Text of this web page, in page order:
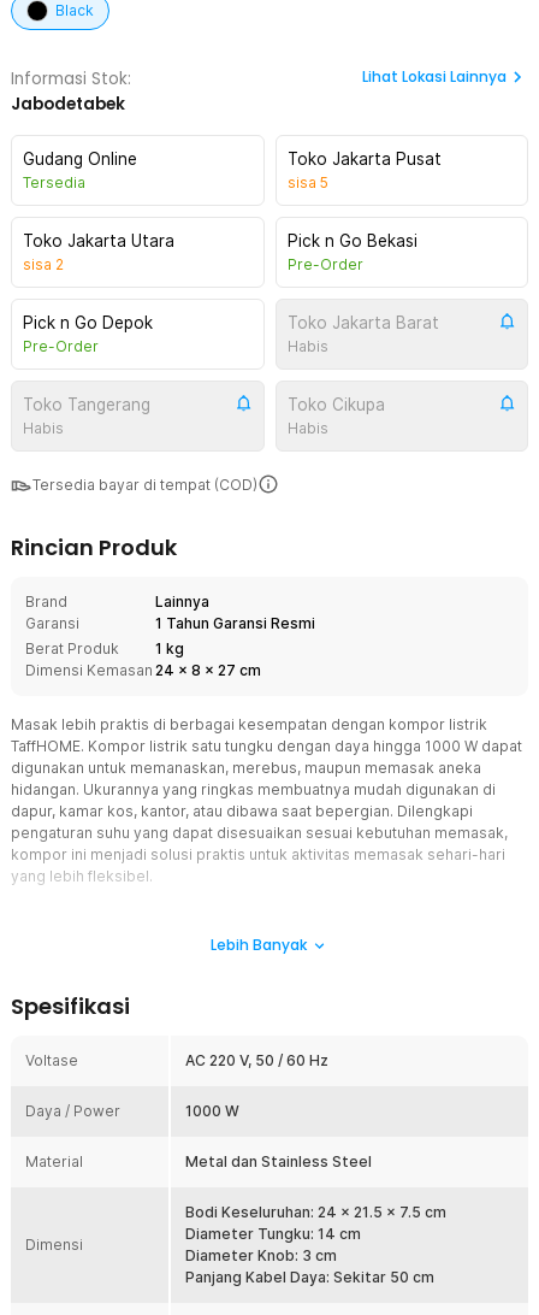
Black
Informasi Stok:
Jabodetabek
Lihat Lokasi Lainnya
Gudang Online
Tersedia
Toko Jakarta Pusat
sisa 5
Toko Jakarta Utara
sisa 2
Pick n Go Bekasi
Pre-Order
Pick n Go Depok
Pre-Order
Toko Jakarta Barat
Habis
Toko Tangerang
Habis
Toko Cikupa
Habis
Tersedia bayar di tempat (COD)
Rincian Produk
Brand
Lainnya
Garansi
1 Tahun Garansi Resmi
Berat Produk
1 kg
Dimensi Kemasan 24 x 8 x 27 cm
Masak lebih praktis di berbagai kesempatan dengan kompor listrik
TaffHOME. Kompor listrik satu tungku dengan daya hingga 1000 W dapat
digunakan untuk memanaskan, merebus, maupun memasak aneka
hidangan. Ukurannya yang ringkas membuatnya mudah digunakan di
dapur, kamar kos, kantor, atau dibawa saat bepergian. Dilengkapi
pengaturan suhu yang dapat disesuaikan sesuai kebutuhan memasak,
kompor ini menjadi solusi praktis untuk aktivitas memasak sehari-hari
yang lebih fleksibel.
panas dalam hitungan menit. Distribusi panas yang merata,
terlalu gosong.
Kompor listrik ini hadir dengan 5 level panas yang bisa diatur
suhu paling tinggi untuk menggoreng, merebus, hingga
Kompatibel dengan Berbagai Alat Masak
Pemanas coil dapat digunakan dengan berbagai alat masak beralas
datar. Mulai dari teko kaca, panci keramik, hingga wajan aluminium,
Anda bisa memasak berbagai hidangan dengan praktis tanpa
Lebih Banyak
Spesifikasi
Voltase AC 220 V, 50 / 60 Hz
Daya / Power 1000 W
Material Metal dan Stainless Steel
Dimensi
Bodi Keseluruhan: 24 x 21.5 x 7.5 cm
Diameter Tungku: 14 cm
Diameter Knob: 3 cm
Panjang Kabel Daya: Sekitar 50 cm